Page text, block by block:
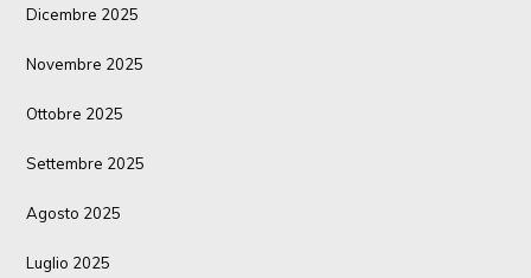
Dicembre 2025
Novembre 2025
Ottobre 2025
Settembre 2025
Agosto 2025
Luglio 2025